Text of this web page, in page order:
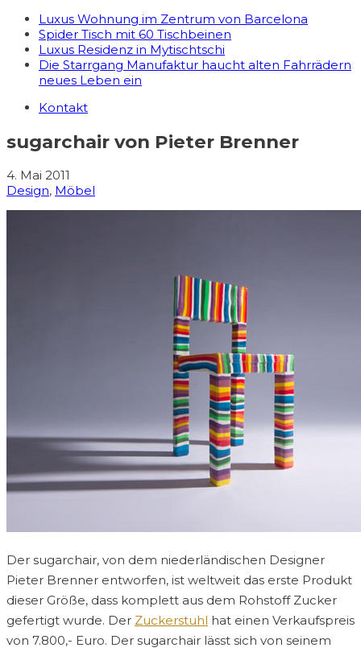
Luxus Wohnung im Zentrum von Barcelona
Spider Tisch mit 60 Tischbeinen
Luxus Residenz in Mytischtschi
Die Starrgang Manufaktur haucht alten Fahrrädern
neues Leben ein
Kontakt
sugarchair von Pieter Brenner
4. Mai 2011
Design, Möbel
Der sugarchair, von dem niederländischen Designer
Pieter Brenner entworfen, ist weltweit das erste Produkt
dieser Größe, dass komplett aus dem Rohstoff Zucker
gefertigt wurde. Der Zuckerstuhl hat einen Verkaufspreis
von 7.800,- Euro. Der sugarchair lässt sich von seinem